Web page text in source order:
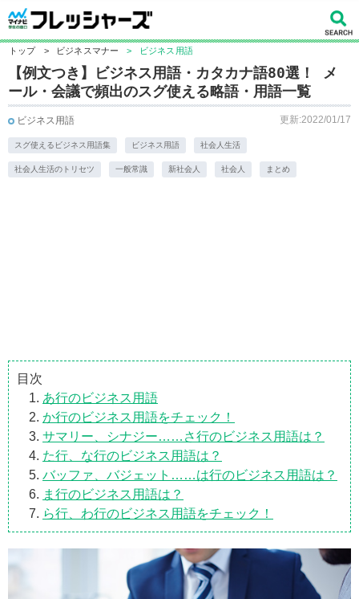
トップ > ビジネスマナー > ビジネス用語
【例文つき】ビジネス用語・カタカナ語80選！ メ
ール・会議で頻出のスグ使える略語・用語一覧
ビジネス用語 更新:2022/01/17
スグ使えるビジネス用語集 ビジネス用語 社会人生活
社会人生活のトリセツ 一般常識 新社会人 社会人 まとめ
目次
あ行のビジネス用語
か行のビジネス用語をチェック！
サマリー、シナジー……さ行のビジネス用語は？
た行、な行のビジネス用語は？
バッファ、バジェット……は行のビジネス用語は？
ま行のビジネス用語は？
ら行、わ行のビジネス用語をチェック！